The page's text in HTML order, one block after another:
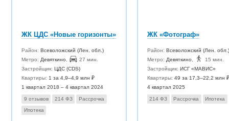
ЖК ЦДС «Новые горизонты»
Район:Всеволожский (Лен. обл.)
Метро: Девяткино
27 мин.
Застройщик:ЦДС (CDS)
Квартиры: 1 за 4,9–4,9 млн ₽
1 квартал 2018 – 4 квартал 2024
9 отзывов 214 ФЗ
Рассрочка
Ипотека
ЖК «Фотограф»
Район: Всеволожский (Лен. обл.)
Метро: Девяткино
15 мин.
Застройщик: ИСГ «МАВИС»
Квартиры: 49 за 17,3–22,2 млн ₽
4 квартал 2025
214 ФЗ Рассрочка Ипотека